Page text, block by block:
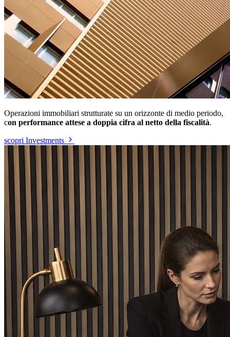
Operazioni immobiliari strutturate su un orizzonte di medio periodo,
con performance attese a doppia cifra al netto della fiscalità.
scopri Investments